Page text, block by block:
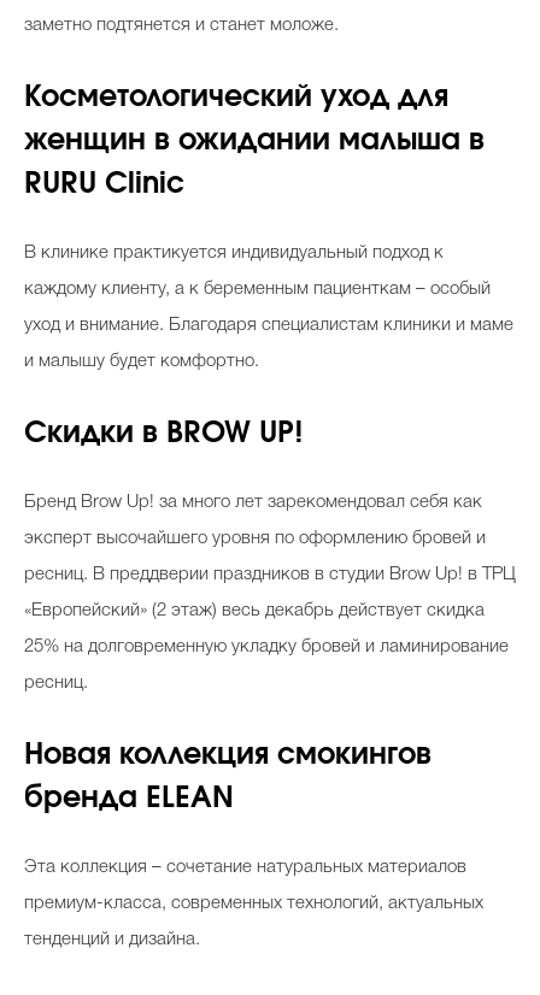
заметно подтянется и станет моложе.
Косметологический уход для
женщин в ожидании малыша в
RURU Clinic
В клинике практикуется индивидуальный подход к
каждому клиенту, а к беременным пациенткам – особый
уход и внимание. Благодаря специалистам клиники и маме
и малышу будет комфортно.
Cкидки в BROW UP!
Бренд Brow Up! за много лет зарекомендовал себя как
эксперт высочайшего уровня по оформлению бровей и
ресниц. В преддверии праздников в студии Brow Up! в ТРЦ
«Европейский» (2 этаж) весь декабрь действует скидка
25% на долговременную укладку бровей и ламинирование
ресниц.
Новая коллекция смокингов
бренда ELEAN
Эта коллекция – сочетание натуральных материалов
премиум-класса, современных технологий, актуальных
тенденций и дизайна.